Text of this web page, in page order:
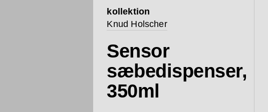
kollektion
Knud Holscher
Sensor
sæbedispenser,
350ml